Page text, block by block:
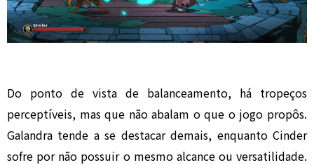
Do ponto de vista de balanceamento, há tropeços
perceptíveis, mas que não abalam o que o jogo propôs.
Galandra tende a se destacar demais, enquanto Cinder
sofre por não possuir o mesmo alcance ou versatilidade.